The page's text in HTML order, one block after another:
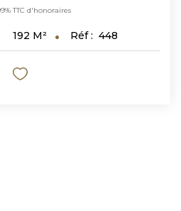
TTC d'honoraires
192 M² Réf : 448